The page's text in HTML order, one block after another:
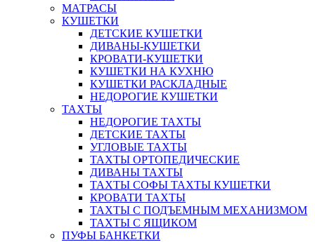
МАТРАСЫ
КУШЕТКИ
ДЕТСКИЕ КУШЕТКИ
ДИВАНЫ-КУШЕТКИ
КРОВАТИ-КУШЕТКИ
КУШЕТКИ НА КУХНЮ
КУШЕТКИ РАСКЛАДНЫЕ
НЕДОРОГИЕ КУШЕТКИ
ТАХТЫ
НЕДОРОГИЕ ТАХТЫ
ДЕТСКИЕ ТАХТЫ
УГЛОВЫЕ ТАХТЫ
ТАХТЫ ОРТОПЕДИЧЕСКИЕ
ДИВАНЫ ТАХТЫ
ТАХТЫ СОФЫ ТАХТЫ КУШЕТКИ
КРОВАТИ ТАХТЫ
ТАХТЫ С ПОДЪЕМНЫМ МЕХАНИЗМОМ
ТАХТЫ С ЯЩИКОМ
ПУФЫ БАНКЕТКИ